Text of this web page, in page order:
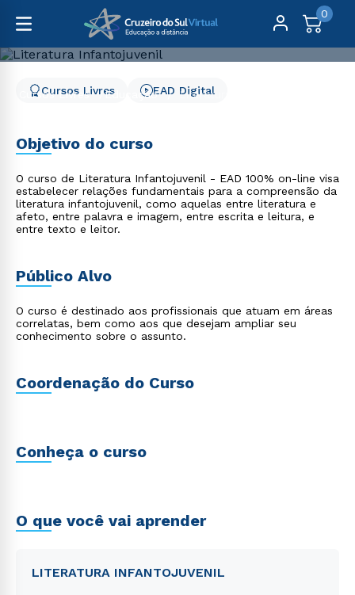
0
Cursos Livres Educação Literatura Infantojuvenil
Cursos Livres EAD Digital
Objetivo do curso
O curso de Literatura Infantojuvenil - EAD 100% on-line visa
estabelecer relações fundamentais para a compreensão da
literatura infantojuvenil, como aquelas entre literatura e
afeto, entre palavra e imagem, entre escrita e leitura, e
entre texto e leitor.
Público Alvo
O curso é destinado aos profissionais que atuam em áreas
correlatas, bem como aos que desejam ampliar seu
conhecimento sobre o assunto.
Coordenação do Curso
Conheça o curso
O que você vai aprender
LITERATURA INFANTOJUVENIL